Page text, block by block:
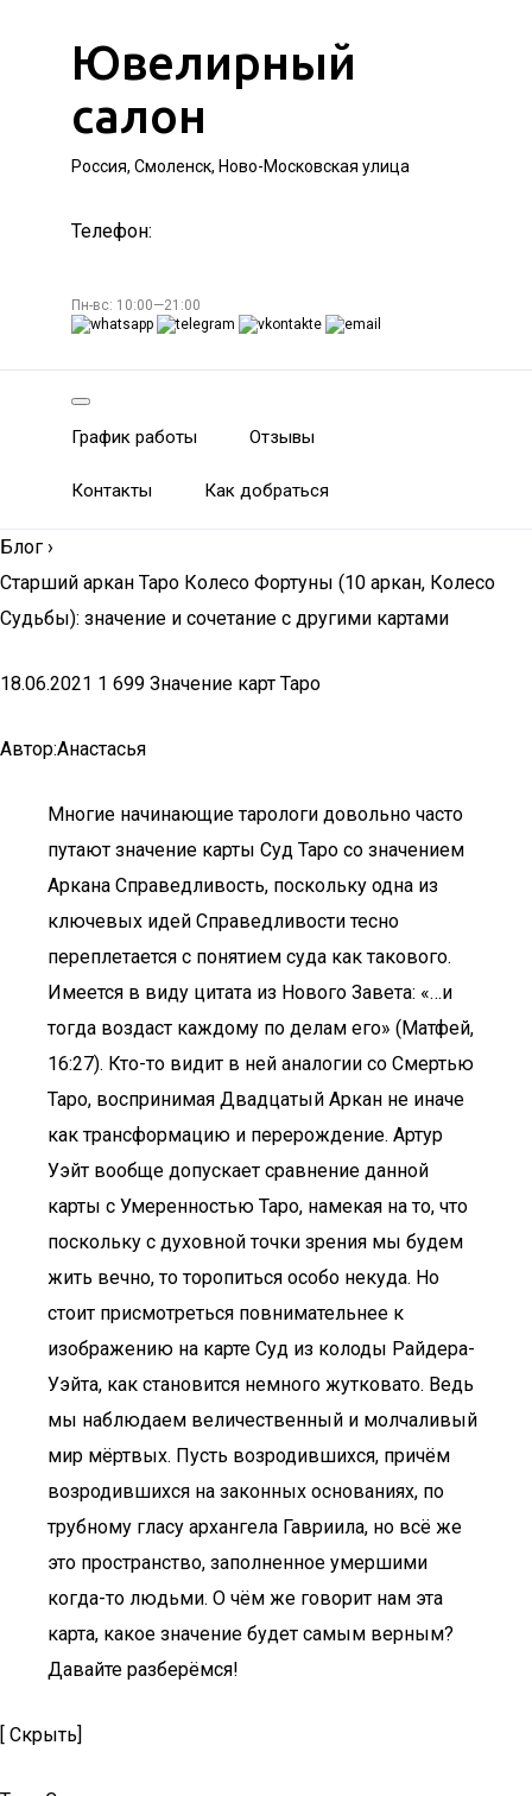
Ювелирный
салон
Россия, Смоленск, Ново-Московская улица
Телефон:
Пн-вс: 10:00—21:00
График работы Отзывы
Контакты Как добраться
Блог ›
Старший аркан Таро Колесо Фортуны (10 аркан, Колесо
Судьбы): значение и сочетание с другими картами
18.06.2021 1 699 Значение карт Таро
Автор:Анастасья
Многие начинающие тарологи довольно часто
путают значение карты Суд Таро со значением
Аркана Справедливость, поскольку одна из
ключевых идей Справедливости тесно
переплетается с понятием суда как такового.
Имеется в виду цитата из Нового Завета: «…и
тогда воздаст каждому по делам его» (Матфей,
16:27). Кто-то видит в ней аналогии со Смертью
Таро, воспринимая Двадцатый Аркан не иначе
как трансформацию и перерождение. Артур
Уэйт вообще допускает сравнение данной
карты с Умеренностью Таро, намекая на то, что
поскольку с духовной точки зрения мы будем
жить вечно, то торопиться особо некуда. Но
стоит присмотреться повнимательнее к
изображению на карте Суд из колоды Райдера-
Уэйта, как становится немного жутковато. Ведь
мы наблюдаем величественный и молчаливый
мир мёртвых. Пусть возродившихся, причём
возродившихся на законных основаниях, по
трубному гласу архангела Гавриила, но всё же
это пространство, заполненное умершими
когда-то людьми. О чём же говорит нам эта
карта, какое значение будет самым верным?
Давайте разберёмся!
[ Скрыть]